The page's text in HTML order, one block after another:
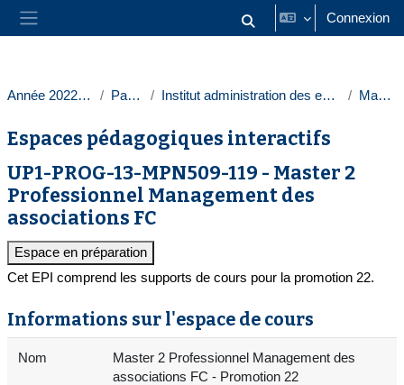
Passer au contenu principal
Panneau latéral Activer/désactiver la saisie
Connexion
Année 2022-2023 Paris 1 Institut administration des entreprises Masters
Espaces pédagogiques interactifs
UP1-PROG-13-MPN509-119 - Master 2
Professionnel Management des
associations FC
Espace en préparation
Cet EPI comprend les supports de cours pour la promotion 22.
Informations sur l'espace de cours
Nom
Master 2 Professionnel Management des
associations FC - Promotion 22